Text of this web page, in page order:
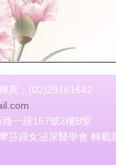
真：(02)29161642
一段157號2樓B室
莎婦女泌尿醫學會 轉載